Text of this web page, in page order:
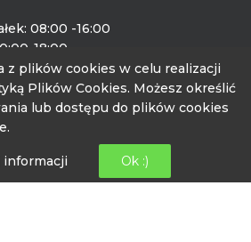
08:00 -16:00
18:00
– 16:00
08:00-16:00
20:00
z plików cookies w celu realizacji
Plików Cookies. Możesz określić
lub dostępu do plików cookies
informacji Ok :)